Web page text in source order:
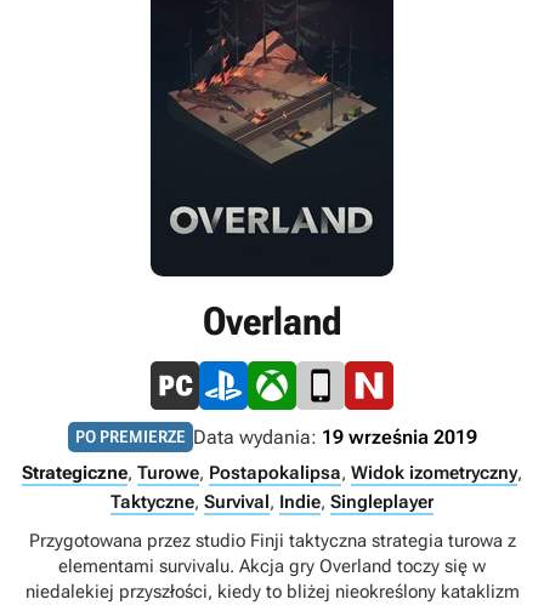
Overland
PO PREMIERZE Data wydania: 19 września 2019
Strategiczne, Turowe, Postapokalipsa, Widok izometryczny,
Taktyczne, Survival, Indie, Singleplayer
Przygotowana przez studio Finji taktyczna strategia turowa z
elementami survivalu. Akcja gry Overland toczy się w
niedalekiej przyszłości, kiedy to bliżej nieokreślony kataklizm